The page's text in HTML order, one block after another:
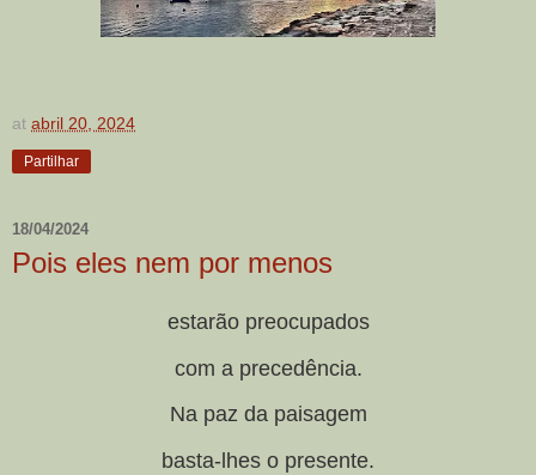
at abril 20, 2024
Partilhar
18/04/2024
Pois eles nem por menos
estarão preocupados
com a precedência.
Na paz da paisagem
basta-lhes o presente.